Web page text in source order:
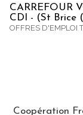
CARREFOUR
CDI - (St Brice
OFFRES D'EMPLOI
Coopération